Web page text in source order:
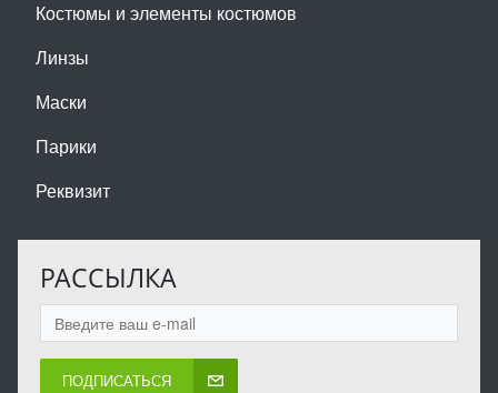
Костюмы и элементы костюмов
Линзы
Маски
Парики
Реквизит
РАССЫЛКА
ПОДПИСАТЬСЯ